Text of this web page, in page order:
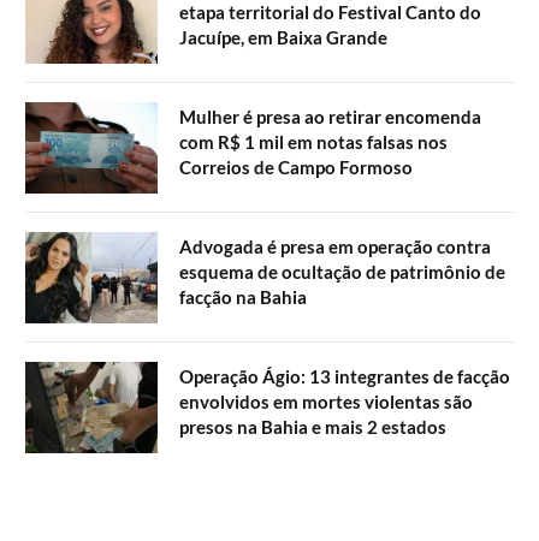
etapa territorial do Festival Canto do
Jacuípe, em Baixa Grande
Mulher é presa ao retirar encomenda
com R$ 1 mil em notas falsas nos
Correios de Campo Formoso
Advogada é presa em operação contra
esquema de ocultação de patrimônio de
facção na Bahia
Operação Ágio: 13 integrantes de facção
envolvidos em mortes violentas são
presos na Bahia e mais 2 estados